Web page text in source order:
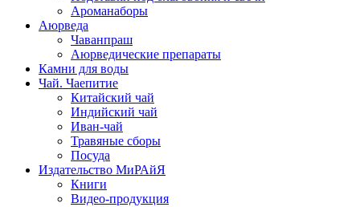
Ароманаборы
Аюрведа
Чаванпраш
Аюрведические препараты
Камни для воды
Чай. Чаепитие
Китайский чай
Индийский чай
Иван-чай
Травяные сборы
Посуда
Издательство МиРАйЯ
Книги
Видео-продукция